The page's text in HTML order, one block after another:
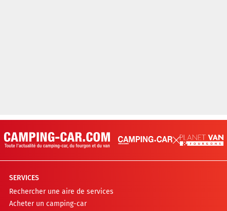
SERVICES
Rechercher une aire de services
Acheter un camping-car